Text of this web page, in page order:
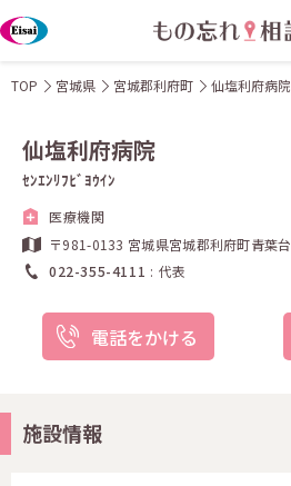
TOP 宮城県 宮城郡利府町 仙塩利府病院
仙塩利府病院
ｾﾝｴﾝﾘﾌﾋﾞﾖｳｲﾝ
医療機関
〒981-0133 宮城県宮城郡利府町青葉
022-355-4111
代表
電話をかける
施設情報